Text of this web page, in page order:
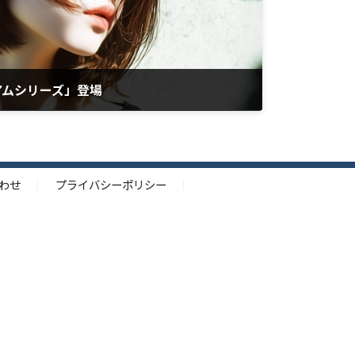
シリーズ」登場
せ プライバシーポリシー